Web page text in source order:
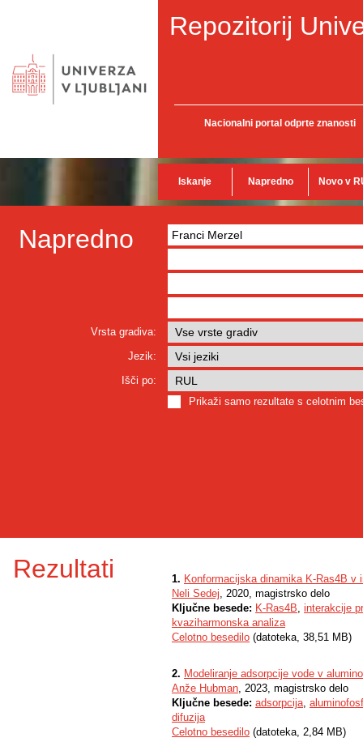
Repozitorij
Nacionalni portal odprte znanosti
Iskanje Napredno Novo v
Napredno
Vrsta gradiva:
Jezik:
Išči po:
Prikaži samo rezultate s celotnim
Rezultati 1. Konformacijska dinamika K-Ras4B v
Neli Sedej, 2020, magistrsko delo
Ključne besede: K-Ras4B, interakcije
kvaziharmonska analiza
Celotno besedilo (datoteka, 38,51 MB)
2. Modeliranje adsorpcije vode v
Anže Hubman, 2023, magistrsko delo
Ključne besede: adsorpcija,
difuzija
Celotno besedilo (datoteka, 2,84 MB)